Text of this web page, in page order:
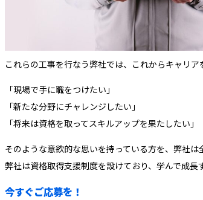
これらの工事を行なう弊社では、これからキャリ
「現場で手に職をつけたい」
「新たな分野にチャレンジしたい」
「将来は資格を取ってスキルアップを果たしたい」
そのような意欲的な思いを持っている方を、弊社は
弊社は資格取得支援制度を設けており、学んで成長
今すぐご応募を！